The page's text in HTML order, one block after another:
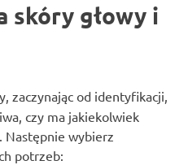
skóry głowy i
zaczynając od identyfikacji,
czy ma jakiekolwiek
Następnie wybierz
potrzeb: